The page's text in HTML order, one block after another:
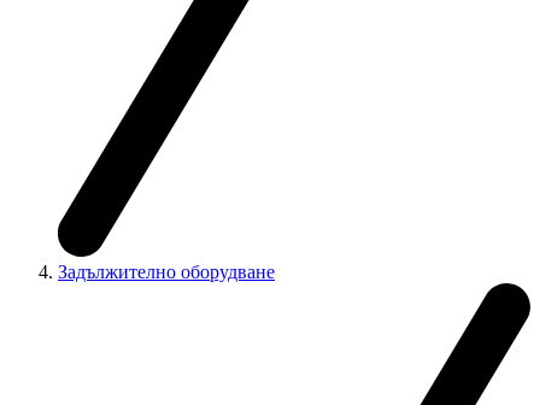
Задължително оборудване